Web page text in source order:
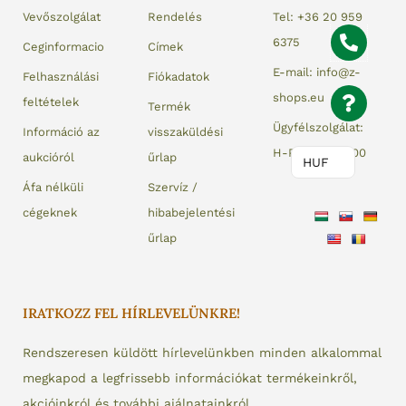
Vevőszolgálat
Ceginformacio
Felhasználási
feltételek
Információ az
aukcióról
Áfa nélküli
cégeknek
Rendelés
Címek
Fiókadatok
Termék
visszaküldési
űrlap
Szervíz /
hibabejelentési
űrlap
Tel: +36 20 959
6375
E-mail: info@z-
shops.eu
Ügyfélszolgálat:
H-P 08:00-17:00
IRATKOZZ FEL HÍRLEVELÜNKRE!
Rendszeresen küldött hírlevelünkben minden alkalommal
megkapod a legfrissebb információkat termékeinkről,
akcióinkról és további ajálnatainkról.
HUF